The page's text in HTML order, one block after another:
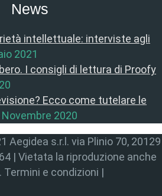
News
intellettuale: interviste agli
2021
I consigli di lettura di Proofy
Ecco come tutelare le
Novembre 2020
Aegidea s.r.l. via Plinio 70, 20129
| Vietata la riproduzione anche
e condizioni |